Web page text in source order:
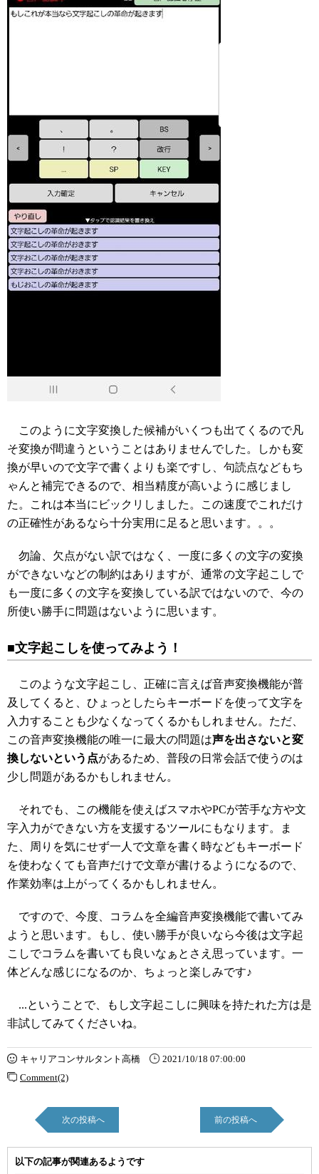
このように文字変換した候補がいくつも出てくるので凡
そ変換が間違うということはありませんでした。しかも変
換が早いので文字で書くよりも楽ですし、句読点などもち
ゃんと補完できるので、相当精度が高いように感じまし
た。これは本当にビックリしました。この速度でこれだけ
の正確性があるなら十分実用に足ると思います。。。
勿論、欠点がない訳ではなく、一度に多くの文字の変換
ができないなどの制約はありますが、通常の文字起こしで
も一度に多くの文字を変換している訳ではないので、今の
所使い勝手に問題はないように思います。
■文字起こしを使ってみよう！
このような文字起こし、正確に言えば音声変換機能が普
及してくると、ひょっとしたらキーボードを使って文字を
入力することも少なくなってくるかもしれません。ただ、
この音声変換機能の唯一に最大の問題は声を出さないと変
換しないという点があるため、普段の日常会話で使うのは
少し問題があるかもしれません。
それでも、この機能を使えばスマホやPCが苦手な方や文
字入力ができない方を支援するツールにもなります。ま
た、周りを気にせず一人で文章を書く時などもキーボード
を使わなくても音声だけで文章が書けるようになるので、
作業効率は上がってくるかもしれません。
ですので、今度、コラムを全編音声変換機能で書いてみ
ようと思います。もし、使い勝手が良いなら今後は文字起
こしでコラムを書いても良いなぁとさえ思っています。一
体どんな感じになるのか、ちょっと楽しみです♪
...ということで、もし文字起こしに興味を持たれた方は是
非試してみてくださいね。
キャリアコンサルタント高橋
2021/10/18 07:00:00
Comment(2)
次の投稿へ 前の投稿へ
以下の記事が関連あるようです